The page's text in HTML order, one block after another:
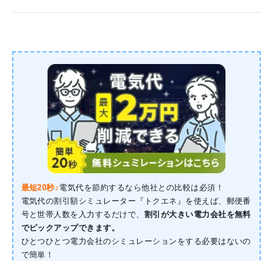
最短20秒♪電気代を節約するなら他社との比較は必須！
電気代の割引額シミュレーター『トクエネ』を使えば、郵便番
号と世帯人数を入力するだけで、 割引が大きい電力会社を無料
でピックアップできます。
ひとつひとつ電力会社のシミュレーションをする必要はないの
で簡単！